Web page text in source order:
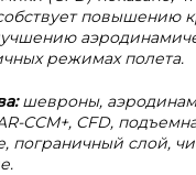
повышению
режимах полета.
шевроны,
CCM+, CFD,
пограничный слой,